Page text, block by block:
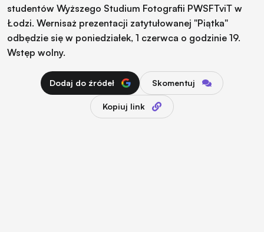
studentów Wyższego Studium Fotografii PWSFTviT w
Łodzi. Wernisaż prezentacji zatytułowanej "Piątka"
odbędzie się w poniedziałek, 1 czerwca o godzinie 19.
Wstęp wolny.
Dodaj do źródeł Skomentuj
Kopiuj link